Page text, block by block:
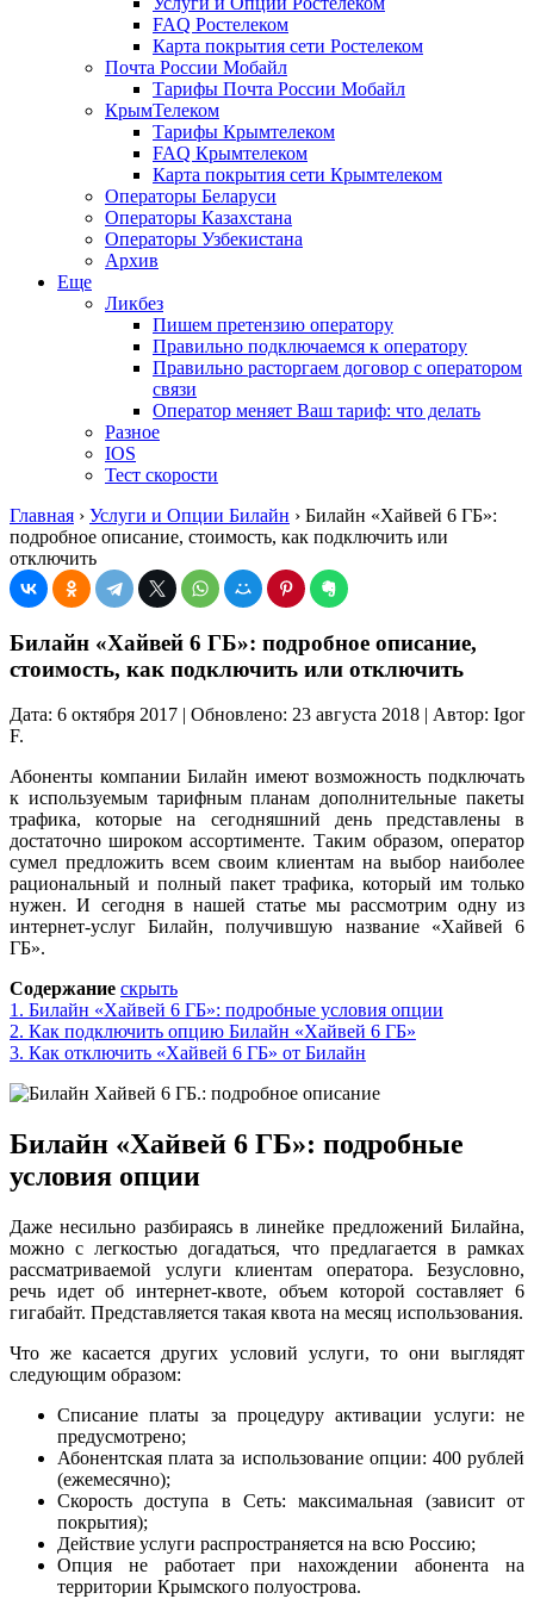
FAQ Ростелеком
Карта покрытия сети Ростелеком
Почта России Мобайл
Тарифы Почта России Мобайл
КрымТелеком
Тарифы Крымтелеком
FAQ Крымтелеком
Карта покрытия сети Крымтелеком
Операторы Беларуси
Операторы Казахстана
Операторы Узбекистана
Архив
Еще
Ликбез
Пишем претензию оператору
Правильно подключаемся к оператору
Правильно расторгаем договор с оператором
связи
Оператор меняет Ваш тариф: что делать
Разное
IOS
Тест скорости
Главная › Услуги и Опции Билайн › Билайн «Хайвей 6 ГБ»:
подробное описание, стоимость, как подключить или
отключить
Билайн «Хайвей 6 ГБ»: подробное описание,
стоимость, как подключить или отключить
Дата: 6 октября 2017 | Обновлено: 23 августа 2018 | Автор: Igor
F.
Абоненты компании Билайн имеют возможность подключать
к используемым тарифным планам дополнительные пакеты
трафика, которые на сегодняшний день представлены в
достаточно широком ассортименте. Таким образом, оператор
сумел предложить всем своим клиентам на выбор наиболее
рациональный и полный пакет трафика, который им только
нужен. И сегодня в нашей статье мы рассмотрим одну из
интернет-услуг Билайн, получившую название «Хайвей 6
ГБ».
Содержание скрыть
1. Билайн «Хайвей 6 ГБ»: подробные условия опции
2. Как подключить опцию Билайн «Хайвей 6 ГБ»
3. Как отключить «Хайвей 6 ГБ» от Билайн
Билайн «Хайвей 6 ГБ»: подробные
условия опции
Даже несильно разбираясь в линейке предложений Билайна,
можно с легкостью догадаться, что предлагается в рамках
рассматриваемой услуги клиентам оператора. Безусловно,
речь идет об интернет-квоте, объем которой составляет 6
гигабайт. Представляется такая квота на месяц использования.
Что же касается других условий услуги, то они выглядят
следующим образом:
Списание платы за процедуру активации услуги: не
предусмотрено;
Абонентская плата за использование опции: 400 рублей
(ежемесячно);
Скорость доступа в Сеть: максимальная (зависит от
покрытия);
Действие услуги распространяется на всю Россию;
Опция не работает при нахождении абонента на
территории Крымского полуострова.